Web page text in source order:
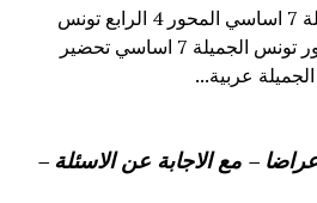
شرح قصيدة تونس الجميلة 7 اساسي المحور 4 الرابع تونس
الجميلة شرح نصوص محور تونس الجميلة 7 اساسي تحضير
عربية...
– مع الاجابة عن الاسئلة –